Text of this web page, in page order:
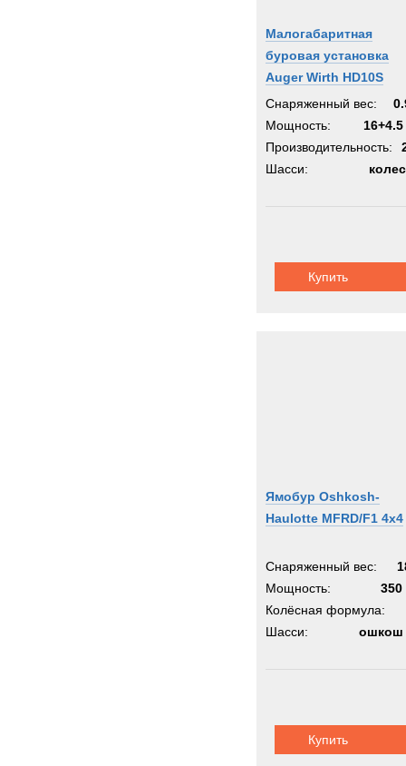
Малогабаритная
буровая установка
Auger Wirth HD10S
Снаряженный вес:
Мощность:
Производительность:
Шасси:
Купить
Ямобур Oshkosh-
Haulotte MFRD/F1 4x4
Снаряженный вес:
Мощность:
350
Колёсная формула:
Шасси:
ошкош
Купить